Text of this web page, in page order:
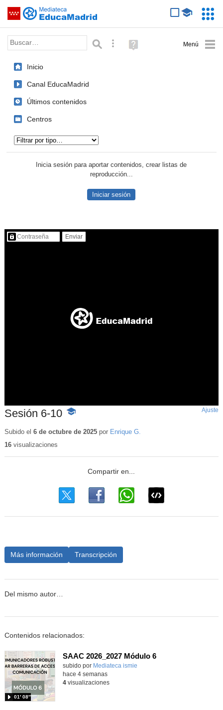
Saltar navegación
Palabra o frase: Búsqueda avanzada
Ayuda
(en
Inicio
Canal EducaMadrid
Últimos contenidos
Centros
Inicia sesión para aportar contenidos, crear listas de
reproducción...
Iniciar sesión
Contenido protegido…
Sesión 6-10 -
educativo
Ajuste
Subido el 6 de octubre de 2025por Enrique G.
16visualizaciones
Más información Transcripción
Del mismo autor…
Contenidos relacionados:
SAAC 2026_2027 Módulo 6
subido por Mediateca ismie
01′ 08″
hace 4 semanas
4visualizaciones